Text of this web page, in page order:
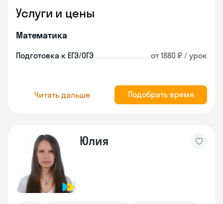
Услуги и цены
Математика
Подготовка к ЕГЭ/ОГЭ от 1880 ₽ / урок
Читать дальше Подобрать время
Юлия